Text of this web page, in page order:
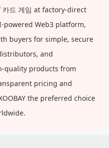
드 게임 at factory-direct
powered Web3 platform,
buyers for simple, secure
and
quality products from
pricing and
the preferred choice